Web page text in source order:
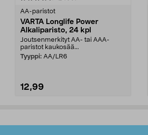
AA-paristot
VARTA Longlife Power
Alkaliparisto, 24 kpl
Joutsenmerkityt AA- tai AAA-
paristot kaukosää...
Tyyppi: AA/LR6
12,99